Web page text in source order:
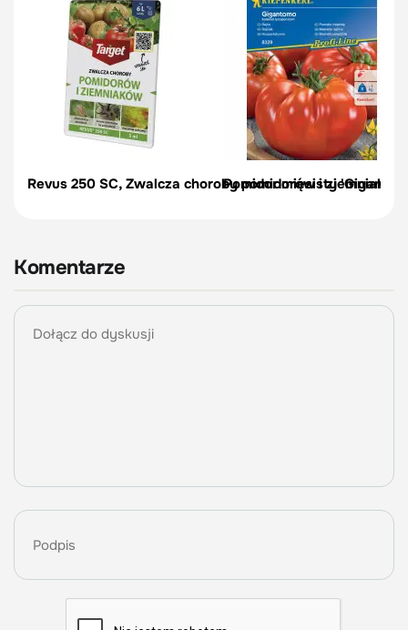
Revus 250 SC, Zwalcza choroby pomidorów i ziemniaków
Pomidor mięsisty
Komentarze